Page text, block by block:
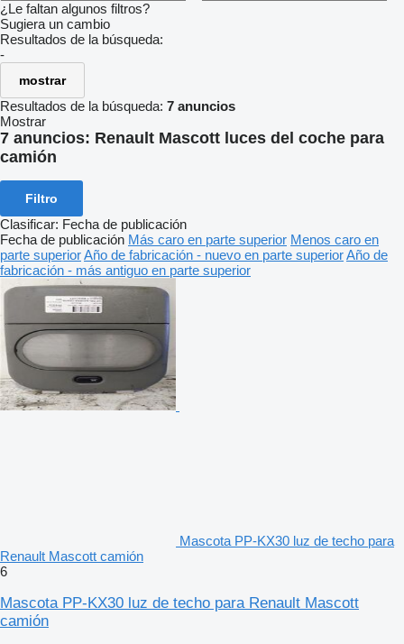
¿Le faltan algunos filtros?
Sugiera un cambio
Resultados de la búsqueda:
-
mostrar
Resultados de la búsqueda: 7 anuncios
Mostrar
7 anuncios: Renault Mascott luces del coche para
camión
Filtro
Clasificar: Fecha de publicación
Fecha de publicación Más caro en parte superior Menos caro en
parte superiorAño de fabricación - nuevo en parte superiorAño de
fabricación - más antiguo en parte superior
Mascota PP-KX30 luz de techo para
Renault Mascott camión
6
Mascota PP-KX30 luz de techo para Renault Mascott
camión